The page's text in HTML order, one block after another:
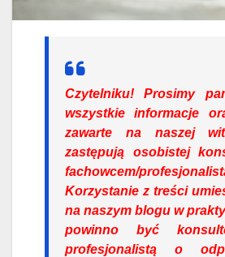
Czytelniku! Prosimy
wszystkie informacje
zawarte na naszej
zastępują osobistej
fachowcem/
Korzystanie z treści
na naszym blogu w
powinno być
profesjonalistą o